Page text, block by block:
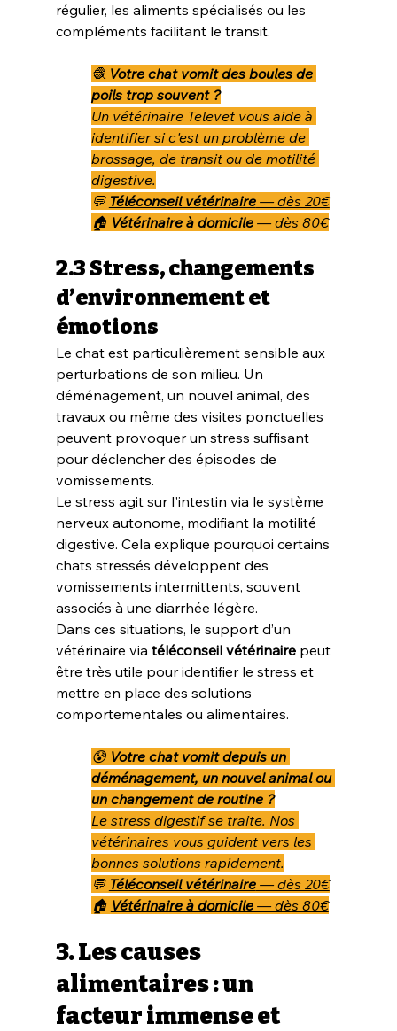
régulier, les aliments spécialisés ou les
compléments facilitant le transit.
🧶 Votre chat vomit des boules de
poils trop souvent ?
Un vétérinaire Televet vous aide à
identifier si c'est un problème de
brossage, de transit ou de motilité
digestive.
💬 Téléconseil vétérinaire — dès 20€
🏠 Vétérinaire à domicile — dès 80€
2.3 Stress, changements
d’environnement et
émotions
Le chat est particulièrement sensible aux
perturbations de son milieu. Un
déménagement, un nouvel animal, des
travaux ou même des visites ponctuelles
peuvent provoquer un stress suffisant
pour déclencher des épisodes de
vomissements.
Le stress agit sur l'intestin via le système
nerveux autonome, modifiant la motilité
digestive. Cela explique pourquoi certains
chats stressés développent des
vomissements intermittents, souvent
associés à une diarrhée légère.
Dans ces situations, le support d’un
vétérinaire via téléconseil vétérinaire peut
être très utile pour identifier le stress et
mettre en place des solutions
comportementales ou alimentaires.
😰 Votre chat vomit depuis un
déménagement, un nouvel animal ou
un changement de routine ?
Le stress digestif se traite. Nos
vétérinaires vous guident vers les
bonnes solutions rapidement.
💬 Téléconseil vétérinaire — dès 20€
🏠 Vétérinaire à domicile — dès 80€
3. Les causes
alimentaires : un
facteur immense et